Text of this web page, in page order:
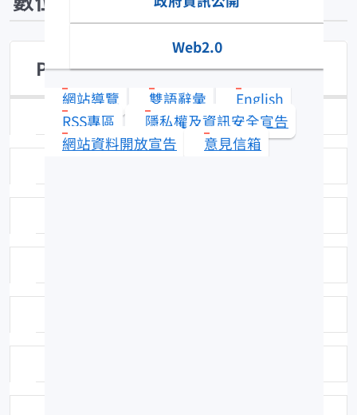
Web2.0
網站導覽 雙語辭彙
English
RSS專區
隱私權及資訊安全宣告
網站資料開放宣告
意見信箱
Plotosus lineatus
日期：95-08-09